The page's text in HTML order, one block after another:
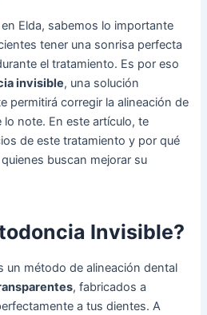
Elda, sabemos lo importante
tener una sonrisa perfecta
el tratamiento. Es por eso
invisible, una solución
permitirá corregir la alineación de
note. En este artículo, te
de este tratamiento y por qué
buscan mejorar su
Invisible?
un método de alineación dental
, fabricados a
a tus dientes. A